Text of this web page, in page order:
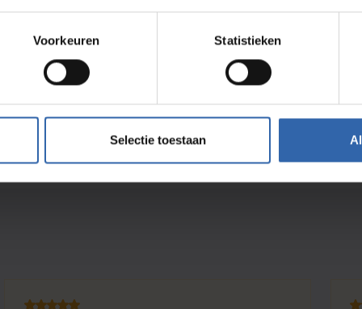
Voorkeuren Statistieken
Selectie toestaan
Zusammengefasst: